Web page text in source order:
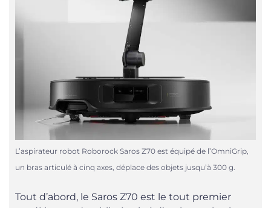
L’aspirateur robot Roborock Saros Z70 est équipé de l’OmniGrip,
un bras articulé à cinq axes, déplace des objets jusqu’à 300 g.
Tout d’abord, le Saros Z70 est le tout premier